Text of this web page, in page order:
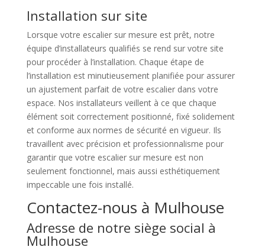
Installation sur site
Lorsque votre escalier sur mesure est prêt, notre
équipe d’installateurs qualifiés se rend sur votre site
pour procéder à l’installation. Chaque étape de
l’installation est minutieusement planifiée pour assurer
un ajustement parfait de votre escalier dans votre
espace. Nos installateurs veillent à ce que chaque
élément soit correctement positionné, fixé solidement
et conforme aux normes de sécurité en vigueur. Ils
travaillent avec précision et professionnalisme pour
garantir que votre escalier sur mesure est non
seulement fonctionnel, mais aussi esthétiquement
impeccable une fois installé.
Contactez-nous à Mulhouse
Adresse de notre siège social à
Mulhouse